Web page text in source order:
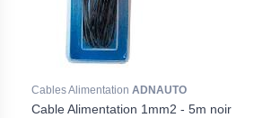
Cables Alimentation ADNAUTO
Cable Alimentation 1mm2 - 5m noir